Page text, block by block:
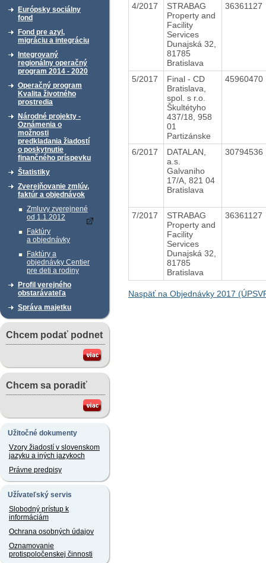
Európsky sociálny
fond
Fond pre azyl,
migráciu a integráciu
Integrovaný
regionálny operačný
program 2014 - 2020
Operačný program
Kvalita životného
prostredia
Národné projekty -
Oznámenia o
možnosti
predkladania žiadostí
o poskytnutie
finančného príspevku
Štatistiky
Zverejňovanie zmlúv,
faktúr a objednávok
Zmluvy zverejnené
od 1.1.2012
Faktúry
a objednávky
Faktúry a
objednávky Centier
pre deti a rodiny
Profil verejného
obstarávateľa
Správa majetku
Chcem podať podnet
Chcem sa poradiť
Užitočné dokumenty
Vzory žiadostí v slovenskom
jazyku a iných jazykoch
Právne predpisy
Užívateľský servis
Slobodný prístup k
informáciám
Ochrana osobných údajov
Oznamovanie
protispoločenskej činnosti
4/2017
STRABAG
Property and
Facility
Services
Dunajská 32,
81785
Bratislava
36361127
5/2017
Final - CD
Bratislava,
spol. s r.o.
Škultétyho
437/18, 958
01
Partizánske
45960470
6/2017
DATALAN,
a.s.
Galvaniho
17/A, 821 04
Bratislava
30794536
7/2017
STRABAG
Property and
Facility
Services
Dunajská 32,
81785
Bratislava
36361127
Naspäť na Objednávky 2017